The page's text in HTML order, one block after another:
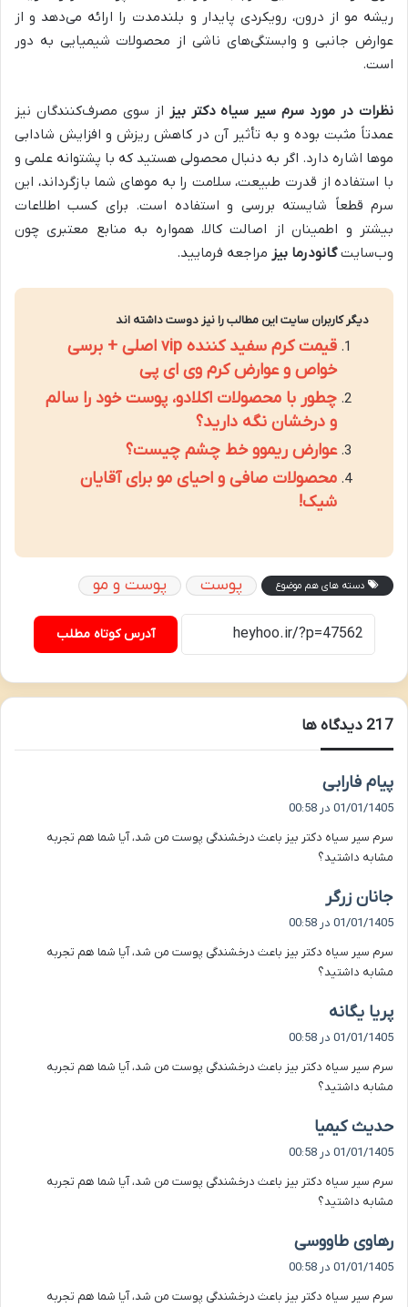
ریشه مو از درون، رویکردی پایدار و بلندمدت را ارائه می‌دهد و از
عوارض جانبی و وابستگی‌های ناشی از محصولات شیمیایی به دور
است.
نظرات در مورد سرم سیر سیاه دکتر بیز از سوی مصرف‌کنندگان نیز
عمدتاً مثبت بوده و به تأثیر آن در کاهش ریزش و افزایش شادابی
موها اشاره دارد. اگر به دنبال محصولی هستید که با پشتوانه علمی و
با استفاده از قدرت طبیعت، سلامت را به موهای شما بازگرداند، این
سرم قطعاً شایسته بررسی و استفاده است. برای کسب اطلاعات
بیشتر و اطمینان از اصالت کالا، همواره به منابع معتبری چون
وب‌سایتگانودرما بیز مراجعه فرمایید.
دیگر کاربران سایت این مطالب را نیز دوست داشته اند
قیمت کرم سفید کننده vip اصلی + برسی
خواص و عوارض کرم وی ای پی
چطور با محصولات اکلادو، پوست خود را سالم
و درخشان نگه دارید؟
عوارض ریموو خط چشم چیست؟
محصولات صافی و احیای مو برای آقایان
شیک!
دسته های هم موضوع پوست پوست و مو
آدرس کوتاه مطلب
‫217 دیدگاه ها
پیام فارابی
:
01/01/1405 در 00:58
سرم سیر سیاه دکتر بیز باعث درخشندگی پوست من شد، آیا شما هم تجربه
مشابه داشتید؟
جانان زرگر
01/01/1405 در 00:58
سرم سیر سیاه دکتر بیز باعث درخشندگی پوست من شد، آیا شما هم تجربه
مشابه داشتید؟
پریا یگانه
:
01/01/1405 در 00:58
سرم سیر سیاه دکتر بیز باعث درخشندگی پوست من شد، آیا شما هم تجربه
مشابه داشتید؟
حدیث کیمیا
ف
:
01/01/1405 در 00:58
سرم سیر سیاه دکتر بیز باعث درخشندگی پوست من شد، آیا شما هم تجربه
مشابه داشتید؟
رهاوی طاووسی
ف
:
01/01/1405 در 00:58
سرم سیر سیاه دکتر بیز باعث درخشندگی پوست من شد، آیا شما هم تجربه